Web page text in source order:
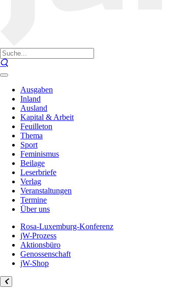
Ausgaben
Inland
Ausland
Kapital & Arbeit
Feuilleton
Thema
Sport
Feminismus
Beilage
Leserbriefe
Verlag
Veranstaltungen
Termine
Über uns
Rosa-Luxemburg-Konferenz
jW-Prozess
Aktionsbüro
Genossenschaft
jW-Shop